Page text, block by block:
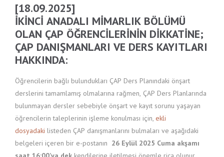
[18.09.2025]
İKINCI ANADALI MIMARLIK BÖLÜMÜ
OLAN ÇAP ÖĞRENCILERININ DIKKATINE;
ÇAP DANIŞMANLARI VE DERS KAYITLARI
HAKKINDA:
Öğrencilerin bağlı bulundukları ÇAP Ders Planındaki önşart
derslerini tamamlamış olmalarına rağmen, ÇAP Ders Planlarında
bulunmayan dersler sebebiyle önşart ve kayıt sorunu yaşayan
öğrencilerin taleplerinin işleme konulması için, ekli
dosyadaki listeden ÇAP danışmanlarını bulmaları ve aşağıdaki
belgeleri içeren bir e-postanın 26 Eylül 2025 Cuma akşamı